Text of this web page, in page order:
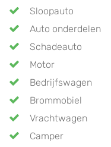
Sloopauto
Auto onderdelen
Schadeauto
Motor
Bedrijfswagen
Brommobiel
Vrachtwagen
Camper